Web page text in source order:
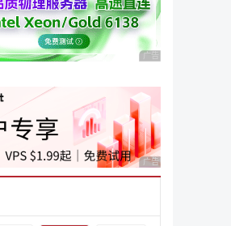
广告 商业广告，理性
广告 商业广告，理性